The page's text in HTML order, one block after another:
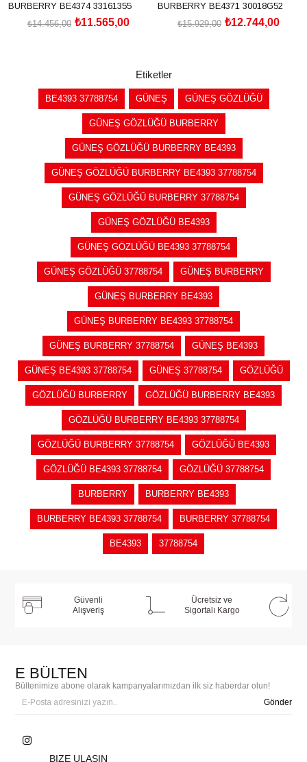
BURBERRY BE4374 33161355
₺11.565,00
₺14.456,00
BURBERRY BE4371 30018G52
₺12.744,00
₺15.929,00
Etiketler
BE4393 37788754 GÜNEŞ GÜNEŞ GÖZLÜĞÜ
GÜNEŞ GÖZLÜĞÜ BURBERRY
GÜNEŞ GÖZLÜĞÜ BURBERRY BE4393
GÜNEŞ GÖZLÜĞÜ BURBERRY BE4393 37788754
GÜNEŞ GÖZLÜĞÜ BURBERRY 37788754
GÜNEŞ GÖZLÜĞÜ BE4393
GÜNEŞ GÖZLÜĞÜ BE4393 37788754
GÜNEŞ GÖZLÜĞÜ 37788754 GÜNEŞ BURBERRY
GÜNEŞ BURBERRY BE4393
GÜNEŞ BURBERRY BE4393 37788754
GÜNEŞ BURBERRY 37788754 GÜNEŞ BE4393
GÜNEŞ BE4393 37788754 GÜNEŞ 37788754 GÖZLÜĞÜ
GÖZLÜĞÜ BURBERRY GÖZLÜĞÜ BURBERRY BE4393
GÖZLÜĞÜ BURBERRY BE4393 37788754
GÖZLÜĞÜ BURBERRY 37788754 GÖZLÜĞÜ BE4393
GÖZLÜĞÜ BE4393 37788754 GÖZLÜĞÜ 37788754
BURBERRY BURBERRY BE4393
BURBERRY BE4393 37788754 BURBERRY 37788754
BE4393 37788754
Güvenli
Alışveriş
Ücretsiz ve
Sigortalı Kargo
E BÜLTEN
Bültenimize abone olarak kampanyalarımızdan ilk siz haberdar olun!
Gönder
BIZE ULAŞIN